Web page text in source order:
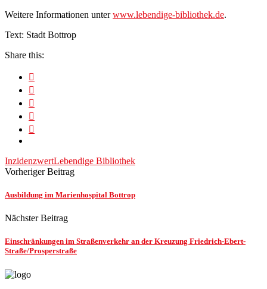
Weitere Informationen unterwww.lebendige-bibliothek.de.
Text: Stadt Bottrop
Share this:
InzidenzwertLebendige Bibliothek
Vorheriger Beitrag
Ausbildung im Marienhospital Bottrop
Nächster Beitrag
Einschränkungen im Straßenverkehr an der Kreuzung Friedrich-Ebert-
Straße/Prosperstraße